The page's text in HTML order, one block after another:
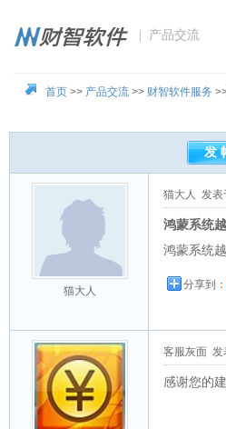
| 产品交流
首页 >> 产品交流 >> 财智软件服务
猫大人
猫大人 发表
鸿蒙系统
鸿蒙系统
分享到：
客服灰面 发
感谢您的